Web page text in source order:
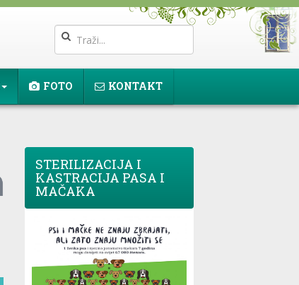
FOTO KONTAKT
STERILIZACIJA I
KASTRACIJA PASA I
MAČAKA